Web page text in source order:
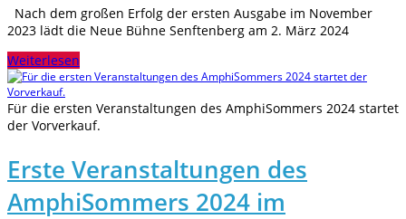
Nach dem großen Erfolg der ersten Ausgabe im November
2023 lädt die Neue Bühne Senftenberg am 2. März 2024
Weiterlesen
Für die ersten Veranstaltungen des AmphiSommers 2024 startet
der Vorverkauf.
Erste Veranstaltungen des
AmphiSommers 2024 im